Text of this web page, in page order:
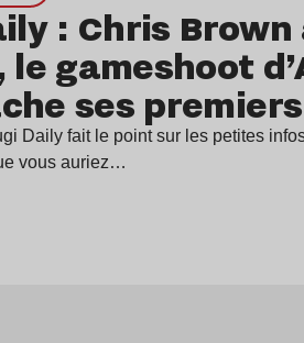
: Chris
gameshoot
ses
Daily fait le point sur les petites
vous auriez…